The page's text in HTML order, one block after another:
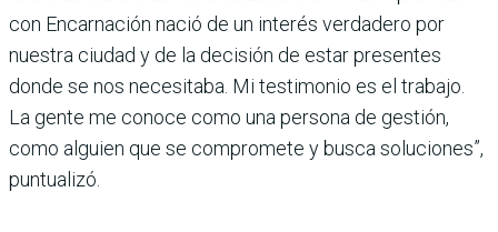
con Encarnación nació de un interés verdadero por
nuestra ciudad y de la decisión de estar presentes
donde se nos necesitaba. Mi testimonio es el trabajo.
La gente me conoce como una persona de gestión,
como alguien que se compromete y busca soluciones”,
puntualizó.